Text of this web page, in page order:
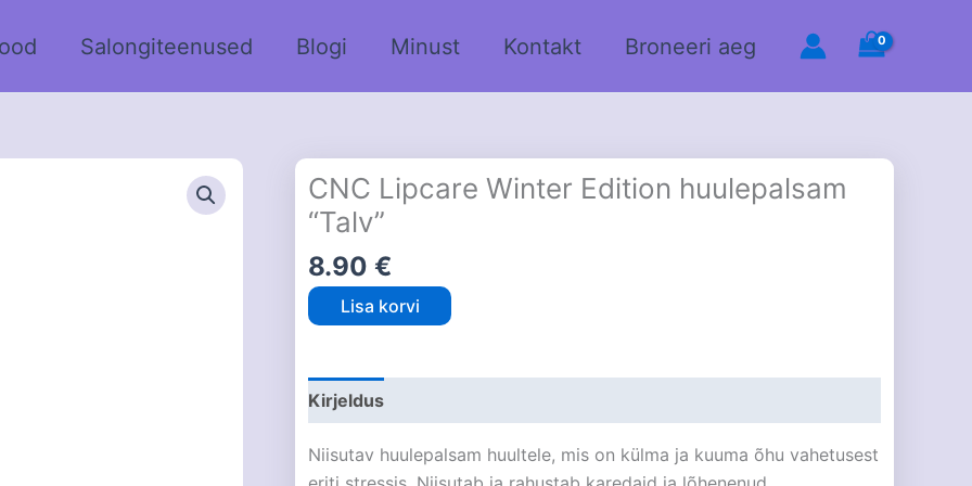
Salongiteenused Blogi Minust Kontakt Broneeri aeg
CNC Lipcare Winter Edition huulepalsam
“Talv”
8.90 €
Lisa korvi
Kirjeldus
Niisutav huulepalsam huultele, mis on külma ja kuuma õhu vahetusest